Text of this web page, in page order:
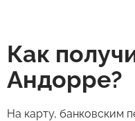
Как
Андорре?
На карту, банковским